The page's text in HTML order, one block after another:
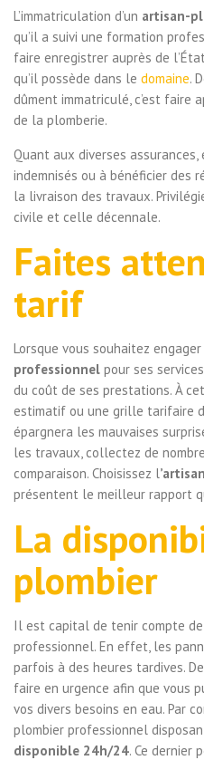
L’immatriculation d’un artisan-
qu’il a suivi une formation
faire enregistrer auprès de
qu’il possède dans le domaine.
dûment immatriculé, c’est faire
de la plomberie.
Quant aux diverses
indemnisés ou à bénéficier des
la livraison des travaux.
civile et celle décennale.
Faites
tarif
Lorsque vous souhaitez engager
professionnel pour ses
du coût de ses prestations. À
estimatif ou une grille tarifaire
épargnera les mauvaises
les travaux, collectez de
comparaison. Choisissez l’artisan
présentent le meilleur rapport
La
plombier
Il est capital de tenir compte
professionnel. En effet, les
parfois à des heures tardives.
faire en urgence afin que vous
vos divers besoins en eau. Par
plombier professionnel
disponible 24h/24. Ce dernier